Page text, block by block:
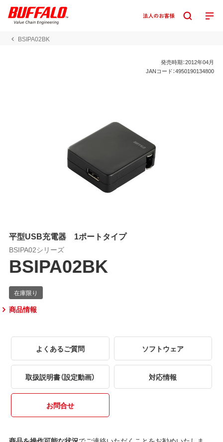
BSIPA02BK
発売時期：2012年04月
JANコード：4950190134800
平型USB充電器 1ポートタイプ
BSIPA02シリーズ
BSIPA02BK
商品情報
よくあるご質問 ソフトウェア
取扱説明書（設定動画） 対応情報
お問合せ